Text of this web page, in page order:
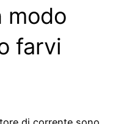
modo
farvi